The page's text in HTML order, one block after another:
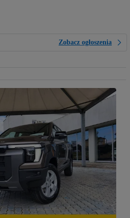
Zobacz ogłoszenia